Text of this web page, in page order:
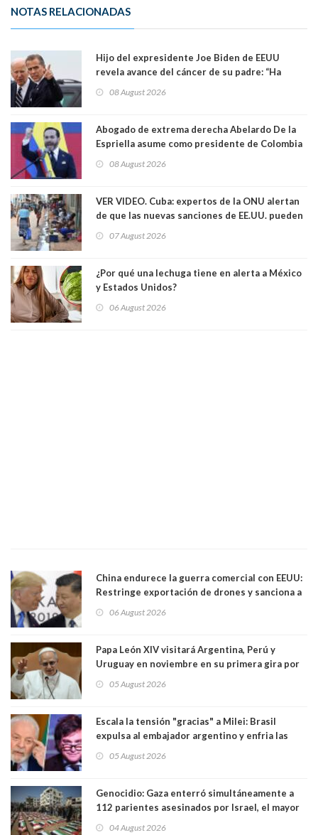
NOTAS RELACIONADAS
Hijo del expresidente Joe Biden de EEUU
revela avance del cáncer de su padre: “Ha
08 August 2026
Abogado de extrema derecha Abelardo De la
Espriella asume como presidente de Colombia
08 August 2026
VER VIDEO. Cuba: expertos de la ONU alertan
de que las nuevas sanciones de EE.UU. pueden
07 August 2026
¿Por qué una lechuga tiene en alerta a México
y Estados Unidos?
06 August 2026
China endurece la guerra comercial con EEUU:
Restringe exportación de drones y sanciona a
06 August 2026
Papa León XIV visitará Argentina, Perú y
Uruguay en noviembre en su primera gira por
05 August 2026
Escala la tensión "gracias" a Milei: Brasil
expulsa al embajador argentino y enfria las
trasandino
05 August 2026
Genocidio: Gaza enterró simultáneamente a
112 parientes asesinados por Israel, el mayor
04 August 2026